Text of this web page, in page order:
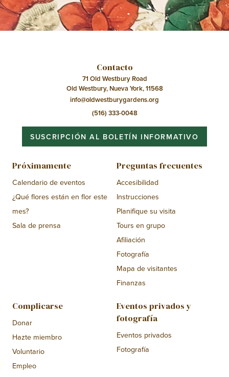
Contacto
71 Old Westbury Road
Old Westbury, Nueva York, 11568
info@oldwestburygardens.org
(516) 333-0048
SUSCRIPCIÓN AL BOLETÍN INFORMATIVO
Próximamente
Calendario de eventos
¿Qué flores están en flor este
mes?
Sala de prensa
Preguntas frecuentes
Accesibilidad
Instrucciones
Planifique su visita
Tours en grupo
Afiliación
Fotografía
Mapa de visitantes
Finanzas
Complicarse
Donar
Hazte miembro
Voluntario
Empleo
Eventos privados y
fotografía
Eventos privados
Fotografía